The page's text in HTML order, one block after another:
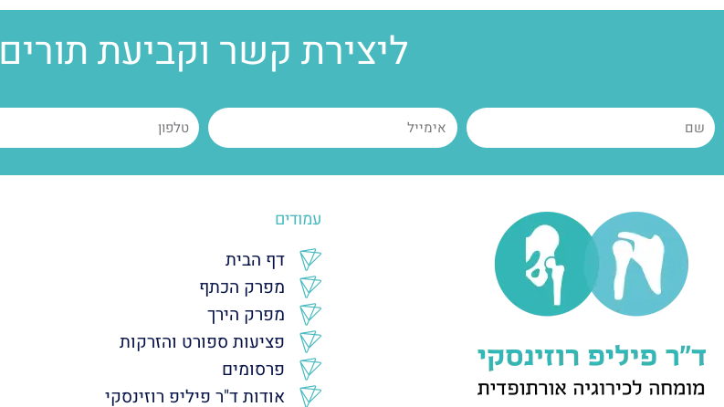
ליצירת קשר וקביעת תורים
עמודים
דף הבית
מפרק הכתף
מפרק הירך
פציעות ספורט והזרקות
פרסומים
אודות ד"ר פיליפ רוזינסקי